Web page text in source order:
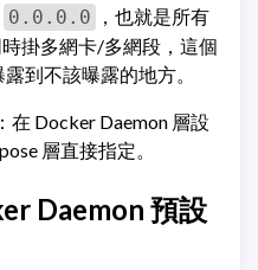
0.0.0.0
，也就是所有
掛多網卡/多網段，這個
到不該曝露的地方。
在 Docker Daemon 層設
層直接指定。
Daemon 預設